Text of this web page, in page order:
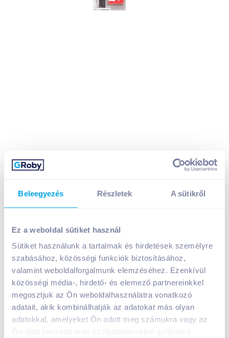
Beleegyezés Részletek A sütikről
Ez a weboldal sütiket használ
Sütiket használunk a tartalmak és hirdetések személyre
szabásához, közösségi funkciók biztosításához,
valamint weboldalforgalmunk elemzéséhez. Ezenkívül
közösségi média-, hirdető- és elemező partnereinkkel
megosztjuk az Ön weboldalhasználatra vonatkozó
adatait, akik kombinálhatják az adatokat más olyan
adatokkal, amelyeket Ön adott meg számukra vagy az
ICO micrograph grafit irónbél 0,5 mm HB T12
A termék jelenleg nem elérhető
Bevásárlólistához adom Értesíts, ha olcsóbb!